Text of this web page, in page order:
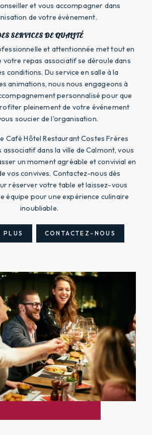
et vous accompagner dans
de votre événement.
SERVICES DE QUALITÉ
et attentionnée met tout en
repas associatif se déroule dans
conditions. Du service en salle à la
animations, nous nous engageons à
personnalisé pour que
pleinement de votre événement
soucier de l'organisation.
Café Hôtel Restaurant Costes Frères
dans la ville de Calmont, vous
un moment agréable et convivial en
vos convives. Contactez-nous dès
réserver votre table et laissez-vous
équipe pour une expérience culinaire
inoubliable.
PLUS CONTACTEZ-NOUS